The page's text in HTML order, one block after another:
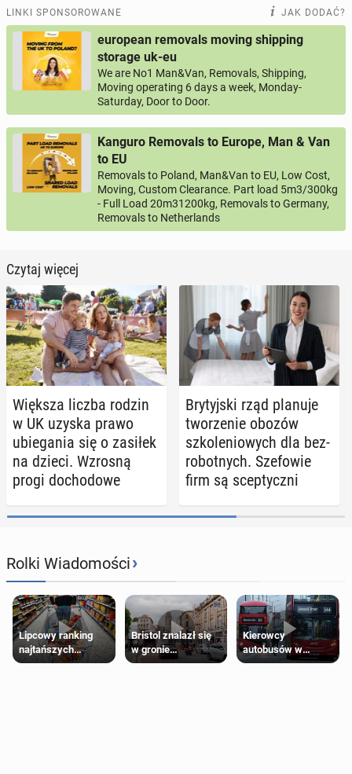
LINKI SPONSOROWANE JAK DODAĆ?
european removals moving shipping
storage uk-eu
We are No1 Man&Van, Removals, Shipping,
Moving operating 6 days a week, Monday-
Saturday, Door to Door.
Kanguro Removals to Europe, Man & Van
to EU
Removals to Poland, Man&Van to EU, Low Cost,
Moving, Custom Clearance. Part load 5m3/300kg
- Full Load 20m31200kg, Removals to Germany,
Removals to Netherlands
Czytaj więcej
Większa liczba rodzin
w UK uzyska prawo
ubie­ga­nia się o zasiłek
na dzieci. Wzrosną
progi do­cho­do­we
Bry­tyj­ski rząd planuje
two­rze­nie obozów
szko­le­nio­wych dla bez­
ro­bot­nych. Sze­fo­wie
firm są scep­tycz­ni
Rolki Wiadomości›
Lipcowy ranking
najtańszych
supermarketów
Bristol znalazł się
w gronie
najlepszych
Kierowcy
autobusów w
Londynie